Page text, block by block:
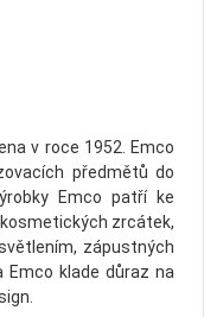
v roce 1952. Emco
předmětů do
Emco patří ke
zrcátek,
zápustných
Emco klade důraz na